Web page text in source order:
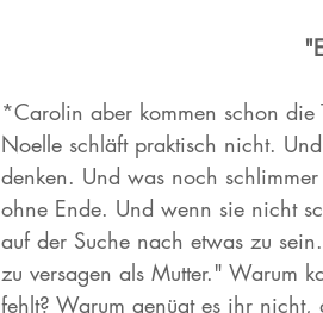
*Carolin aber kommen schon die
Noelle schläft praktisch nicht.
denken. Und was noch
ohne Ende. Und wenn sie nicht
auf der Suche nach etwas zu
zu versagen als Mutter." Warum
fehlt? Warum genügt es ihr